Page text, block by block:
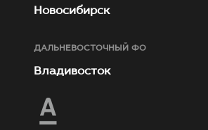
Новосибирск
ДАЛЬНЕВОСТОЧНЫЙ ФО
Владивосток